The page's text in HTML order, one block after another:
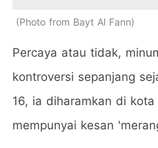
Photo from Bayt Al Fann
Percaya atau tidak,
kontroversi sepanjang
16, ia diharamkan di
mempunyai kesan